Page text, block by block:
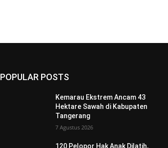
POPULAR POSTS
Kemarau Ekstrem Ancam 43
Hektare Sawah di Kabupaten
Tangerang
7 Agustus 2026
120 Pelopor Hak Anak Dilatih,